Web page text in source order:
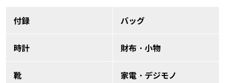
付録 バッグ
時計 財布・小物
靴 家電・デジモノ